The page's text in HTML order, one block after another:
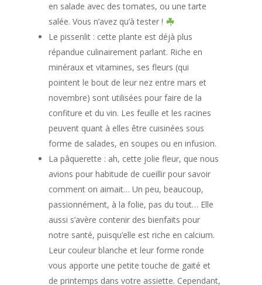
en salade avec des tomates, ou une tarte
salée. Vous n’avez qu’à tester !
Le pissenlit : cette plante est déjà plus
répandue culinairement parlant. Riche en
minéraux et vitamines, ses fleurs (qui
pointent le bout de leur nez entre mars et
novembre) sont utilisées pour faire de la
confiture et du vin. Les feuille et les racines
peuvent quant à elles être cuisinées sous
forme de salades, en soupes ou en infusion.
La pâquerette : ah, cette jolie fleur, que nous
avions pour habitude de cueillir pour savoir
comment on aimait… Un peu, beaucoup,
passionnément, à la folie, pas du tout… Elle
aussi s’avère contenir des bienfaits pour
notre santé, puisqu’elle est riche en calcium.
Leur couleur blanche et leur forme ronde
vous apporte une petite touche de gaité et
de printemps dans votre assiette. Cependant,